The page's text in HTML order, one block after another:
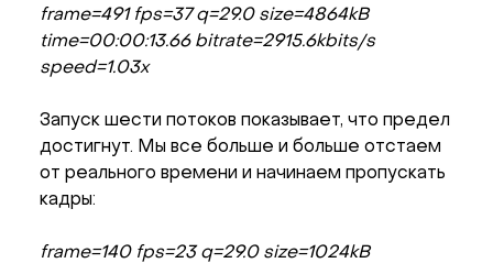
frame=491 fps=37 q=29.0 size=4864kB
time=00:00:13.66 bitrate=2915.6kbits/s
speed=1.03x
Запуск шести потоков показывает, что предел
достигнут. Мы все больше и больше отстаем
от реального времени и начинаем пропускать
кадры:
frame=140 fps=23 q=29.0 size=1024kB